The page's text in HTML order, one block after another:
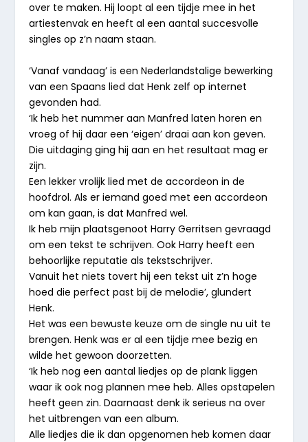
over te maken. Hij loopt al een tijdje mee in het
artiestenvak en heeft al een aantal succesvolle
singles op z’n naam staan.
‘Vanaf vandaag’ is een Nederlandstalige bewerking
van een Spaans lied dat Henk zelf op internet
gevonden had.
‘Ik heb het nummer aan Manfred laten horen en
vroeg of hij daar een ‘eigen’ draai aan kon geven.
Die uitdaging ging hij aan en het resultaat mag er
zijn.
Een lekker vrolijk lied met de accordeon in de
hoofdrol. Als er iemand goed met een accordeon
om kan gaan, is dat Manfred wel.
Ik heb mijn plaatsgenoot Harry Gerritsen gevraagd
om een tekst te schrijven. Ook Harry heeft een
behoorlijke reputatie als tekstschrijver.
Vanuit het niets tovert hij een tekst uit z’n hoge
hoed die perfect past bij de melodie’, glundert
Henk.
Het was een bewuste keuze om de single nu uit te
brengen. Henk was er al een tijdje mee bezig en
wilde het gewoon doorzetten.
‘Ik heb nog een aantal liedjes op de plank liggen
waar ik ook nog plannen mee heb. Alles opstapelen
heeft geen zin. Daarnaast denk ik serieus na over
het uitbrengen van een album.
Alle liedjes die ik dan opgenomen heb komen daar